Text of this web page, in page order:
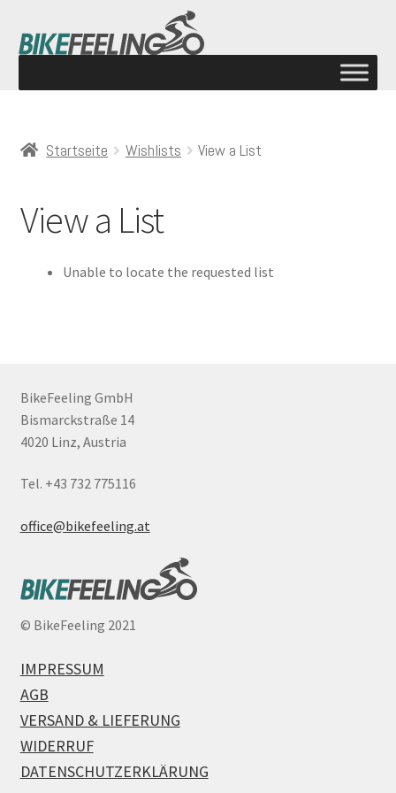
Startseite Wishlists View a List
View a List
Unable to locate the requested list
BikeFeeling GmbH
Bismarckstraße 14
4020 Linz, Austria
Tel. +43 732 775116
office@bikefeeling.at
© BikeFeeling 2021
IMPRESSUM
AGB
VERSAND & LIEFERUNG
WIDERRUF
DATENSCHUTZERKLÄRUNG